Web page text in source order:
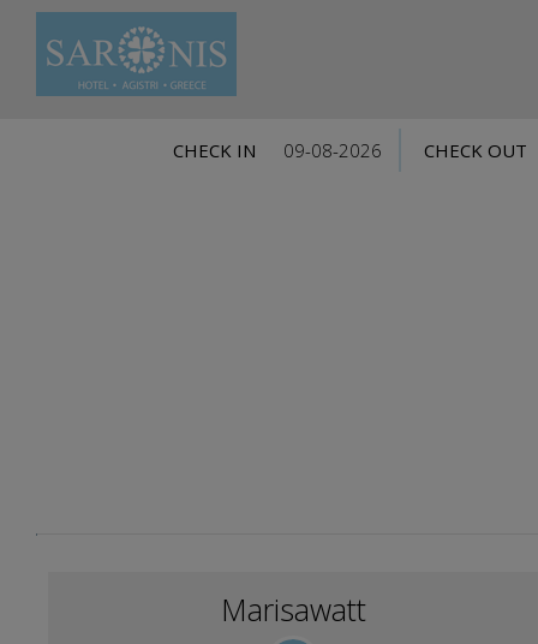
CHECK IN CHECK OUT
Marisawatt